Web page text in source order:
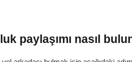
paylaşımı nasıl